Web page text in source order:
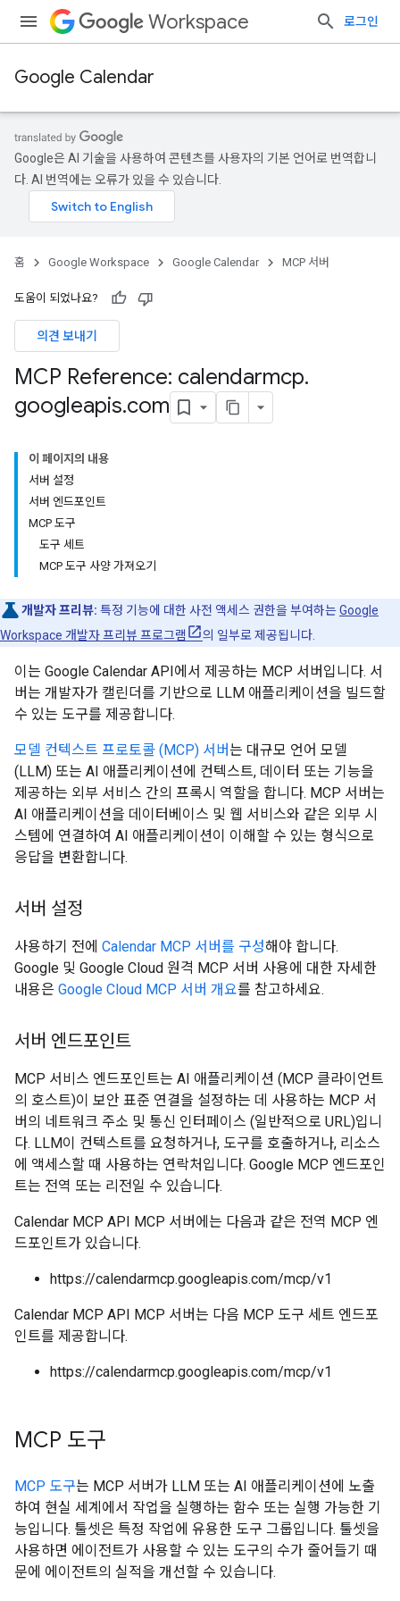
Workspace 로그인
Google Calendar
Google은 AI 기술을 사용하여 콘텐츠를 사용자의 기본 언어로 번역합니
다. AI 번역에는 오류가 있을 수 있습니다.
홈 Google Workspace Google Calendar MCP 서버
도움이 되었나요?
의견 보내기
MCP Reference: calendarmcp.
googleapis.com
이 페이지의 내용
서버 설정
서버 엔드포인트
MCP 도구
도구 세트
MCP 도구 사양 가져오기
개발자 프리뷰: 특정 기능에 대한 사전 액세스 권한을 부여하는Google
Workspace 개발자 프리뷰 프로그램
의 일부로 제공됩니다.
이는 Google Calendar API에서 제공하는 MCP 서버입니다. 서
버는 개발자가 캘린더를 기반으로 LLM 애플리케이션을 빌드할
수 있는 도구를 제공합니다.
모델 컨텍스트 프로토콜 (MCP) 서버는 대규모 언어 모델
(LLM) 또는 AI 애플리케이션에 컨텍스트, 데이터 또는 기능을
제공하는 외부 서비스 간의 프록시 역할을 합니다. MCP 서버는
AI 애플리케이션을 데이터베이스 및 웹 서비스와 같은 외부 시
스템에 연결하여 AI 애플리케이션이 이해할 수 있는 형식으로
응답을 변환합니다.
서버 설정
사용하기 전에 Calendar MCP 서버를 구성해야 합니다.
Google 및 Google Cloud 원격 MCP 서버 사용에 대한 자세한
내용은 Google Cloud MCP 서버 개요를 참고하세요.
서버 엔드포인트
MCP 서비스 엔드포인트는 AI 애플리케이션 (MCP 클라이언트
의 호스트)이 보안 표준 연결을 설정하는 데 사용하는 MCP 서
버의 네트워크 주소 및 통신 인터페이스 (일반적으로 URL)입니
다. LLM이 컨텍스트를 요청하거나, 도구를 호출하거나, 리소스
에 액세스할 때 사용하는 연락처입니다. Google MCP 엔드포인
트는 전역 또는 리전일 수 있습니다.
Calendar MCP API MCP 서버에는 다음과 같은 전역 MCP 엔
드포인트가 있습니다.
https://calendarmcp.googleapis.com/mcp/v1
Calendar MCP API MCP 서버는 다음 MCP 도구 세트 엔드포
인트를 제공합니다.
https://calendarmcp.googleapis.com/mcp/v1
MCP 도구
MCP 도구는 MCP 서버가 LLM 또는 AI 애플리케이션에 노출
하여 현실 세계에서 작업을 실행하는 함수 또는 실행 가능한 기
능입니다. 툴셋은 특정 작업에 유용한 도구 그룹입니다. 툴셋을
사용하면 에이전트가 사용할 수 있는 도구의 수가 줄어들기 때
문에 에이전트의 실적을 개선할 수 있습니다.